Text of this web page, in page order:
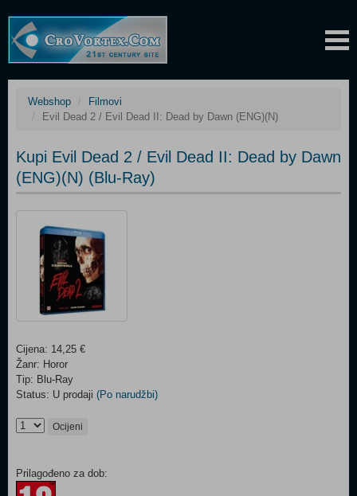
Webshop
Filmovi
Evil Dead 2 / Evil Dead II: Dead by Dawn (ENG)(N)
Kupi Evil Dead 2 / Evil Dead II: Dead by Dawn
(ENG)(N) (Blu-Ray)
Cijena: 14,25 €
Žanr: Horor
Tip: Blu-Ray
Status: U prodaji (Po narudžbi)
Ocijeni
Prilagođeno za dob: